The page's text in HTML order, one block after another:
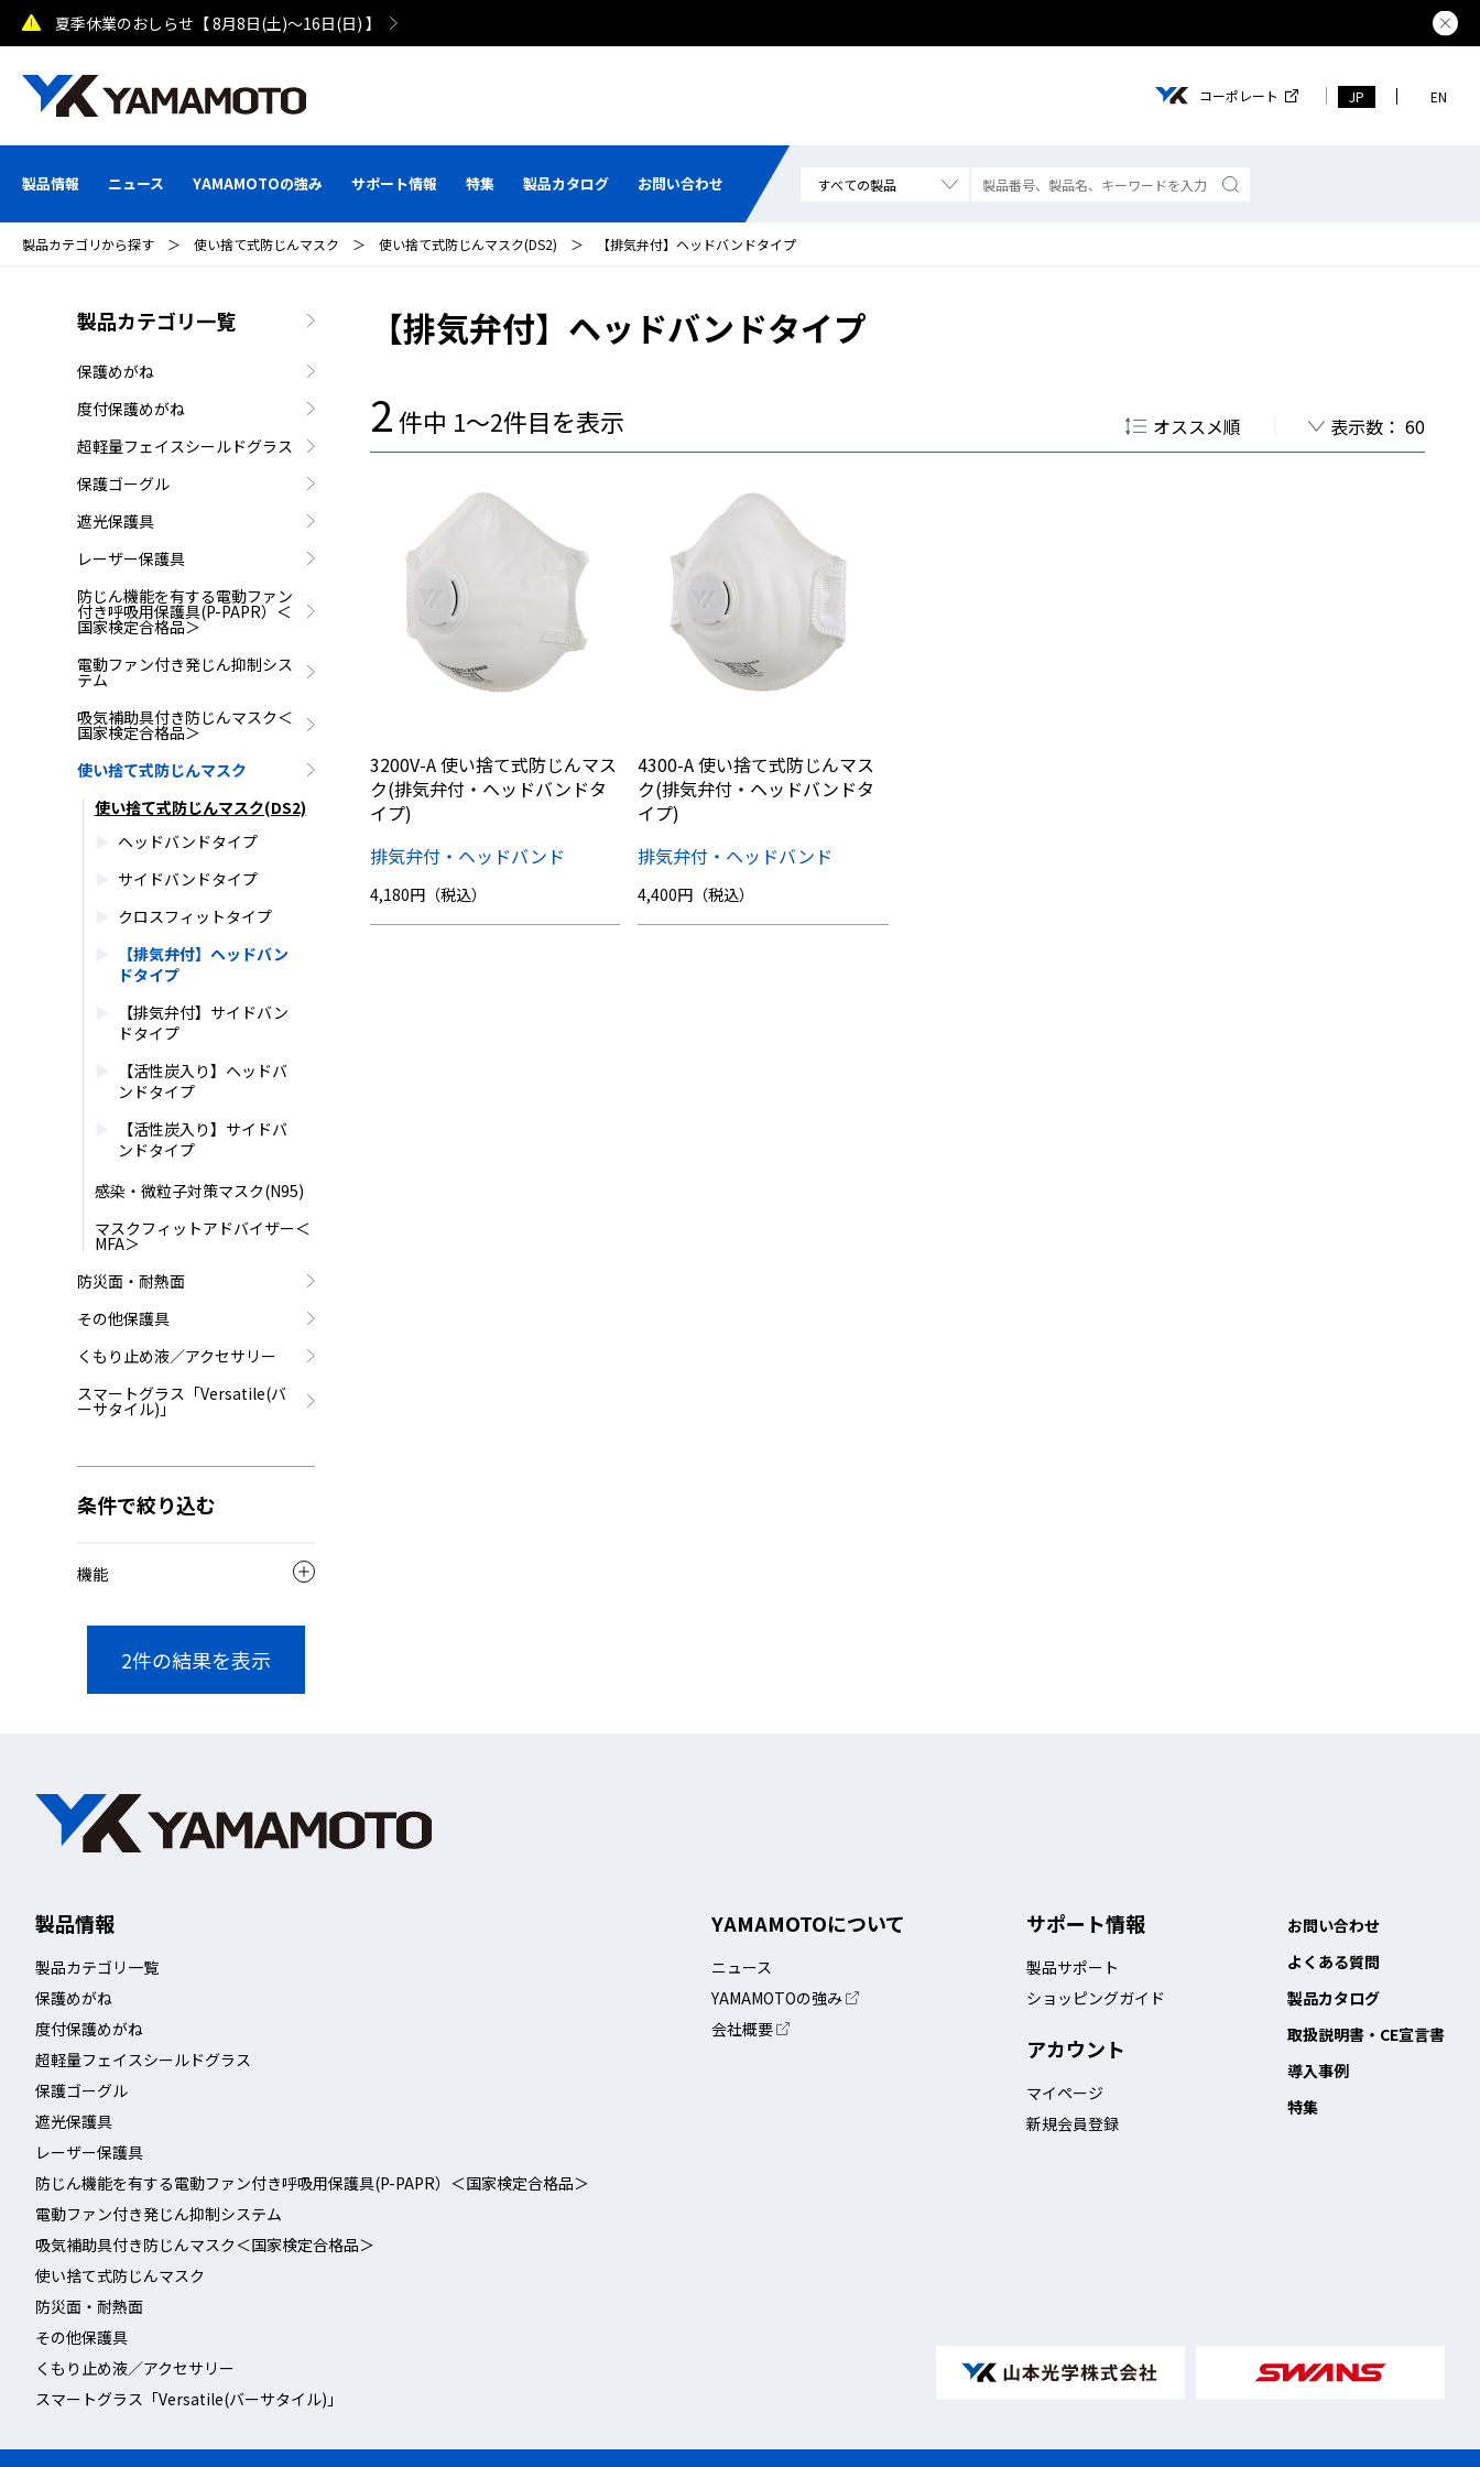
夏季休業のおしらせ【 8月8日(土)～16日(日) 】 熊本県
コーポレート JP EN
製品情報 ニュース YAMAMOTOの強み サポート情報 特集 製品カタログ お問い合わせ
製品カテゴリから探す ＞ 使い捨て式防じんマスク ＞ 使い捨て式防じんマスク(DS2) ＞ 【排気弁付】ヘッドバンドタイプ
製品カテゴリ一覧
保護めがね
度付保護めがね
超軽量フェイスシールドグラス
保護ゴーグル
遮光保護具
レーザー保護具
防じん機能を有する電動ファン
付き呼吸用保護具(P-PAPR）＜
国家検定合格品＞
電動ファン付き発じん抑制シス
テム
吸気補助具付き防じんマスク＜
国家検定合格品＞
使い捨て式防じんマスク
使い捨て式防じんマスク(DS2)
ヘッドバンドタイプ
サイドバンドタイプ
クロスフィットタイプ
【排気弁付】ヘッドバン
ドタイプ
【排気弁付】サイドバン
ドタイプ
【活性炭入り】ヘッドバ
ンドタイプ
【活性炭入り】サイドバ
ンドタイプ
感染・微粒子対策マスク(N95)
マスクフィットアドバイザー＜
MFA＞
防災面・耐熱面
その他保護具
くもり止め液／アクセサリー
スマートグラス「Versatile(バ
ーサタイル)」
条件で絞り込む
機能
2件の結果を表示
【排気弁付】ヘッドバンドタイプ
2件中 1～2件目を表示 オススメ順 表示数： 60
3200V-A 使い捨て式防じんマス
ク(排気弁付・ヘッドバンドタ
イプ)
排気弁付・ヘッドバンド
4,180円（税込）
4300-A 使い捨て式防じんマス
ク(排気弁付・ヘッドバンドタ
イプ)
排気弁付・ヘッドバンド
4,400円（税込）
製品情報
製品カテゴリ一覧
保護めがね
度付保護めがね
超軽量フェイスシールドグラス
保護ゴーグル
遮光保護具
レーザー保護具
防じん機能を有する電動ファン付き呼吸用保護具(P-PAPR）＜国家検定合格品＞
電動ファン付き発じん抑制システム
吸気補助具付き防じんマスク＜国家検定合格品＞
使い捨て式防じんマスク
防災面・耐熱面
その他保護具
くもり止め液／アクセサリー
スマートグラス「Versatile(バーサタイル)」
YAMAMOTOについて
ニュース
YAMAMOTOの強み
会社概要
サポート情報
製品サポート
ショッピングガイド
アカウント
マイページ
新規会員登録
お問い合わせ
よくある質問
製品カタログ
取扱説明書・CE宣言書
導入事例
特集